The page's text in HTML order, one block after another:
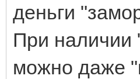
деньги
При наличии
можно даже